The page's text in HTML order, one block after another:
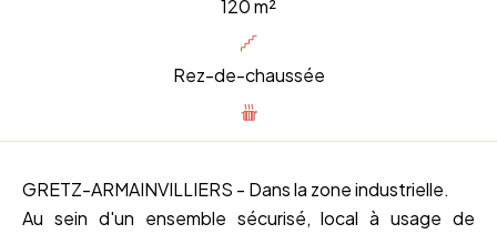
120 m²
Rez-de-chaussée
GRETZ-ARMAINVILLIERS - Dans la zone industrielle.
Au sein d'un ensemble sécurisé, local à usage de